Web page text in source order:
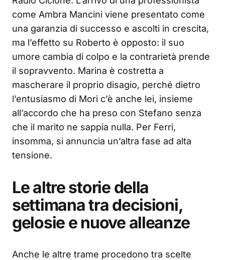
come Ambra Mancini viene presentato come
una garanzia di successo e ascolti in crescita,
ma l’effetto su Roberto è opposto: il suo
umore cambia di colpo e la contrarietà prende
il sopravvento. Marina è costretta a
mascherare il proprio disagio, perché dietro
l’entusiasmo di Mori c’è anche lei, insieme
all’accordo che ha preso con Stefano senza
che il marito ne sappia nulla. Per Ferri,
insomma, si annuncia un’altra fase ad alta
tensione.
Le altre storie della
settimana tra decisioni,
gelosie e nuove alleanze
Anche le altre trame procedono tra scelte